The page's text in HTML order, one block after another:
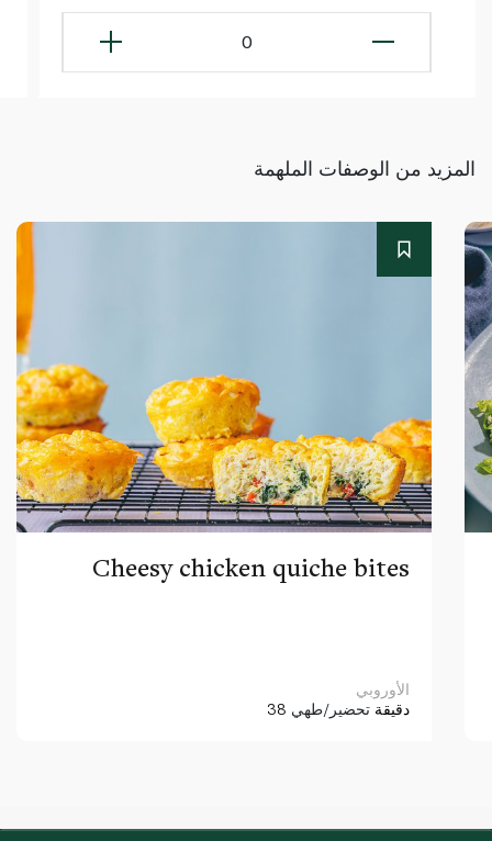
0
المزيد من الوصفات الملهمة
Cheesy chicken quiche bites
الأوروبي
38 دقيقة تحضير/طهي